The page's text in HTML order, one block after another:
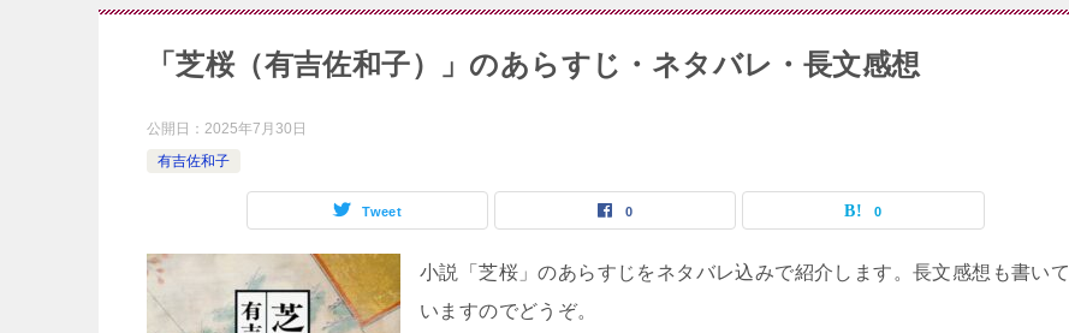
「芝桜（有吉佐和子）」のあらすじ・ネタバレ・長文感想
公開日： 2025年7月30日
有吉佐和子
Tweet 0 0
小説「芝桜」のあらすじをネタバレ込みで紹介します。長文感想も書いて
いますのでどうぞ。